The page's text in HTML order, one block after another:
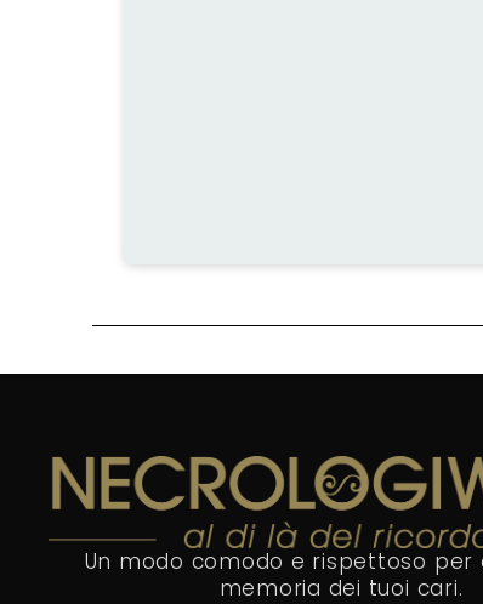
Un modo comodo e rispettoso per
memoria dei tuoi cari.